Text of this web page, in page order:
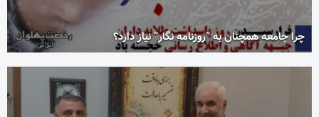
چرا جامعه همچنان به “روزنامه نگار” نیاز دارد؟